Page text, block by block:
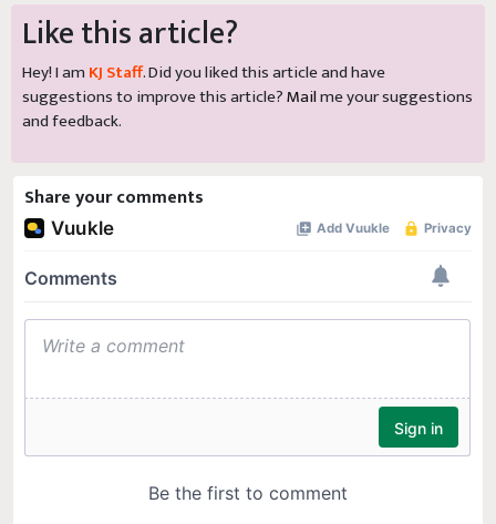
Like this article?
Hey! I am KJ Staff. Did you liked this article and have
suggestions to improve this article?Mailme your suggestions
and feedback.
Share your comments